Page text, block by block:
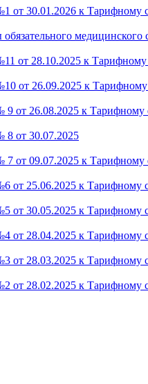
от 30.01.2026 к
медицинского
от 28.10.2025 к
от 26.09.2025 к
9 от 26.08.2025 к
8 от 30.07.2025
7 от 09.07.2025 к
от 25.06.2025 к
от 30.05.2025 к
от 28.04.2025 к
от 28.03.2025 к
от 28.02.2025 к